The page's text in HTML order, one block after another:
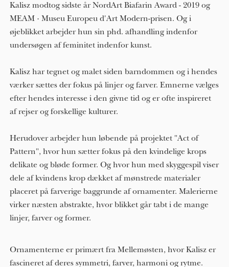
Kalisz modtog sidste år NordArt Biafarin Award - 2019 og
MEAM · Museu Europeu d'Art Modern-prisen. Og i
øjeblikket arbejder hun sin phd. afhandling indenfor
undersøgen af feminitet indenfor kunst.
Kalisz har tegnet og malet siden barndommen og i hendes
værker sættes der fokus på linjer og farver. Emnerne vælges
efter hendes interesse i den givne tid og er ofte inspireret
af rejser og forskellige kulturer.
Herudover arbejder hun løbende på projektet "Act of
Pattern", hvor hun sætter fokus på den kvindelige krops
delikate og bløde former. Og hvor hun med skyggespil viser
dele af kvindens krop dækket af mønstrede materialer
placeret på farverige baggrunde af ornamenter. Malerierne
virker næsten abstrakte, hvor blikket går tabt i de mange
linjer, farver og former.
Ornamenterne er primært fra Mellemøsten, hvor Kalisz er
fascineret af deres symmetri, farver, harmoni og rytme.